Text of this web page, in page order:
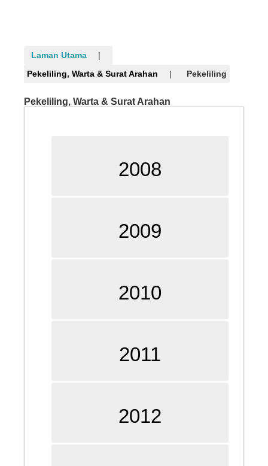
Laman Utama
Pekeliling, Warta & Surat Arahan
Pekeliling
Pekeliling, Warta & Surat Arahan
2008
2009
2010
2011
2012